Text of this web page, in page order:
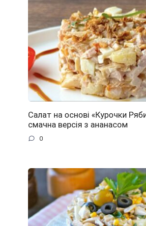
Салат на основі «Курочки
смачна версія з ананасом
0